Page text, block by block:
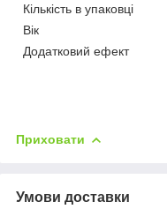
Кількість в упаковці
Вік
Додатковий ефект
Приховати
Умови доставки